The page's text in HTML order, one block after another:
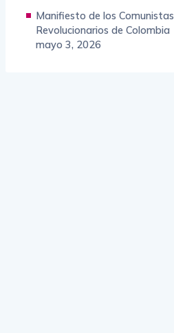
Manifiesto de los Comunistas
Revolucionarios de Colombia
mayo 3, 2026